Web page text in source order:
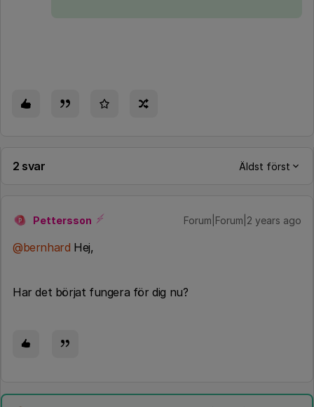
2 svar Äldst först
P Pettersson Forum|Forum|2 years ago
@bernhard Hej,
Har det börjat fungera för dig nu?